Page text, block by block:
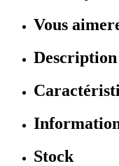
Vous
Description
Stock